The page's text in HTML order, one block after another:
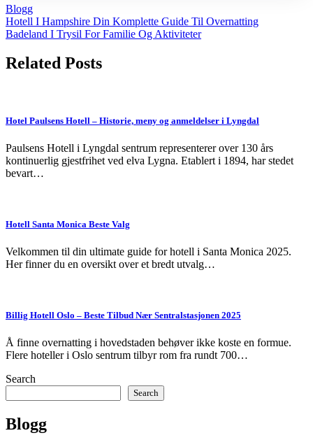
Blogg
Post
navigation
Hotell I Hampshire Din Komplette Guide Til Overnatting
Badeland I Trysil For Familie Og Aktiviteter
Related Posts
Hotel Paulsens Hotell – Historie, meny og anmeldelser i Lyngdal
Paulsens Hotell i Lyngdal sentrum representerer over 130 års
kontinuerlig gjestfrihet ved elva Lygna. Etablert i 1894, har stedet
bevart…
Hotell Santa Monica Beste Valg
Velkommen til din ultimate guide for hotell i Santa Monica 2025.
Her finner du en oversikt over et bredt utvalg…
Billig Hotell Oslo – Beste Tilbud Nær Sentralstasjonen 2025
Å finne overnatting i hovedstaden behøver ikke koste en formue.
Flere hoteller i Oslo sentrum tilbyr rom fra rundt 700…
Search
Search
Blogg